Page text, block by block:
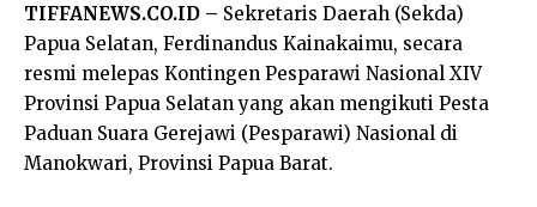
TIFFANEWS.CO.ID – Sekretaris Daerah (Sekda)
Papua Selatan, Ferdinandus Kainakaimu, secara
resmi melepas Kontingen Pesparawi Nasional XIV
Provinsi Papua Selatan yang akan mengikuti Pesta
Paduan Suara Gerejawi (Pesparawi) Nasional di
Manokwari, Provinsi Papua Barat.